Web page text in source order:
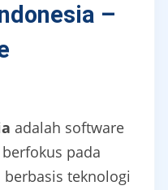
–
adalah software
pada
teknologi